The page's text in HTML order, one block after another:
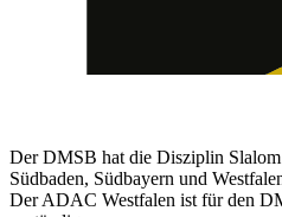
Der DMSB hat die Disziplin
Südbaden, Südbayern und
Der ADAC Westfalen ist für den